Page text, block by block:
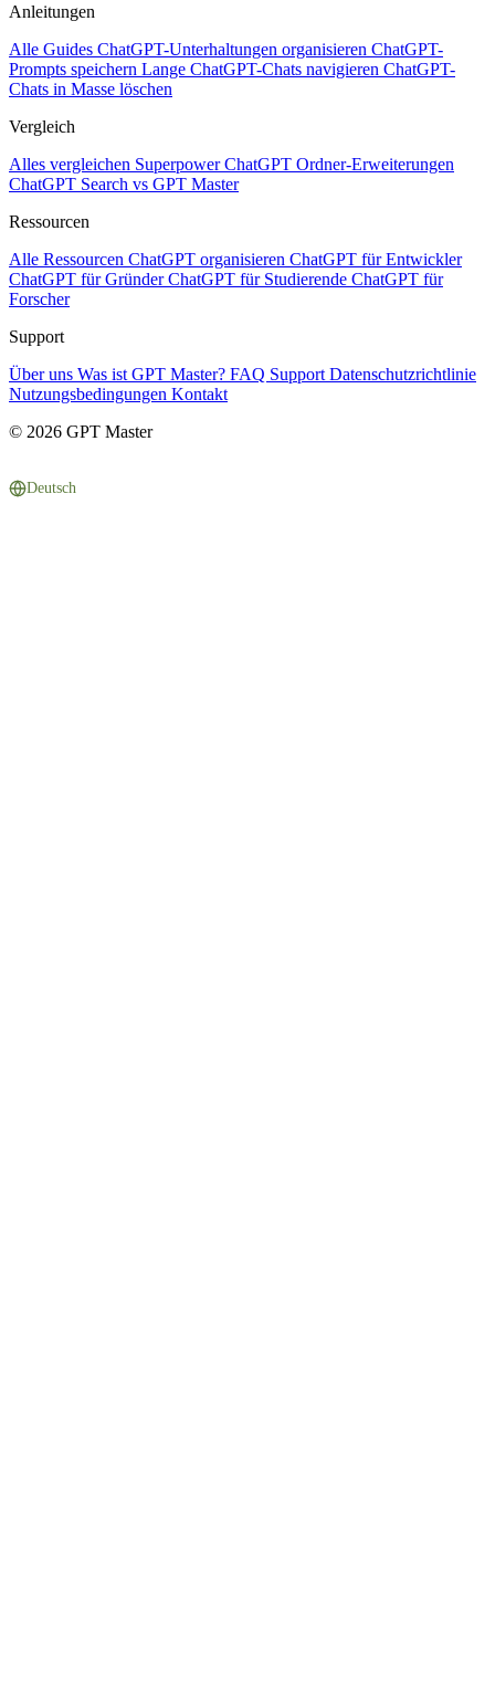
Anleitungen
Alle Guides ChatGPT-Unterhaltungen organisieren ChatGPT-
Prompts speichern Lange ChatGPT-Chats navigieren ChatGPT-
Chats in Masse löschen
Vergleich
Alles vergleichen Superpower ChatGPT Ordner-Erweiterungen
ChatGPT Search vs GPT Master
Ressourcen
Alle Ressourcen ChatGPT organisieren ChatGPT für Entwickler
ChatGPT für GründerChatGPT für Studierende ChatGPT für
Forscher
Support
Über uns Was ist GPT Master? FAQ Support Datenschutzrichtlinie
Nutzungsbedingungen Kontakt
© 2026 GPT Master
Deutsch